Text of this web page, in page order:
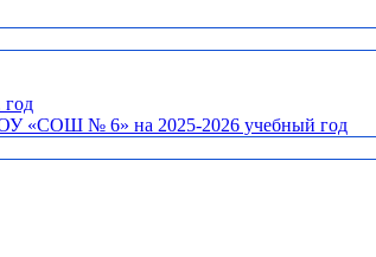
год
«СОШ № 6» на 2025-2026 учебный год